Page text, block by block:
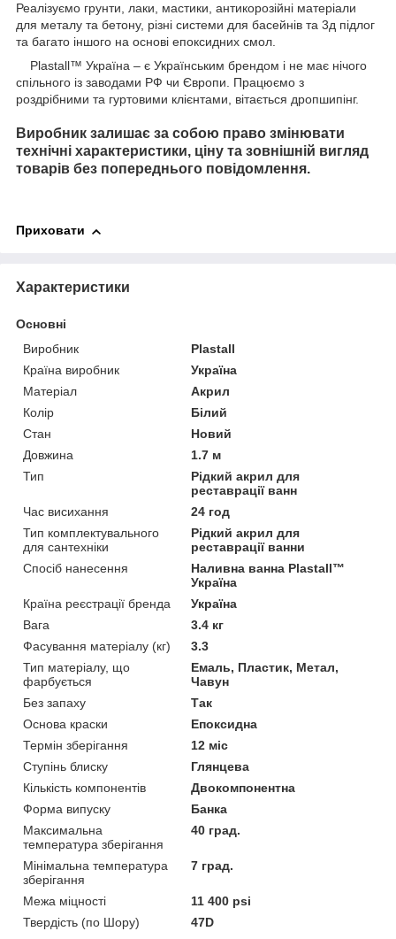
Реалізуємо грунти, лаки, мастики, антикорозійні матеріали
для металу та бетону, різні системи для басейнів та 3д підлог
та багато іншого на основі епоксидних смол.
Plastall™ Україна – є Українським брендом і не має нічого
спільного із заводами РФ чи Європи. Працюємо з
роздрібними та гуртовими клієнтами, вітається дропшипінг.
Виробник залишає за собою право змінювати
технічні характеристики, ціну та зовнішній вигляд
товарів без попереднього повідомлення.
Приховати
Характеристики
Основні
Виробник
Plastall
Країна виробник
Україна
Матеріал
Акрил
Колір
Білий
Стан
Новий
Довжина
1.7 м
Тип
Рідкий акрил для
реставрації ванн
Час висихання
24 год
Тип комплектувального
для сантехніки
Рідкий акрил для
реставрації ванни
Спосіб нанесення
Наливна ванна Plastall™
Україна
Країна реєстрації бренда
Україна
Вага
3.4 кг
Фасування матеріалу (кг)
3.3
Тип матеріалу, що
фарбується
Емаль, Пластик, Метал,
Чавун
Без запаху
Так
Основа краски
Епоксидна
Термін зберігання
12 міс
Ступінь блиску
Глянцева
Кількість компонентів
Двокомпонентна
Форма випуску
Банка
Максимальна
температура зберігання
40 град.
Мінімальна температура
зберігання
7 град.
Межа міцності
11 400 psi
Твердість (по Шору)
47D